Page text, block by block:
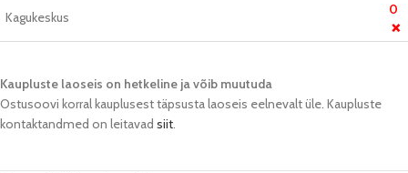
Kagukeskus 0
❌
Kaupluste laoseis on hetkeline ja võib muutuda​
Ostusoovi korral kauplusest täpsusta laoseis eelnevalt üle. Kaupluste
kontaktandmed on leitavad siit.